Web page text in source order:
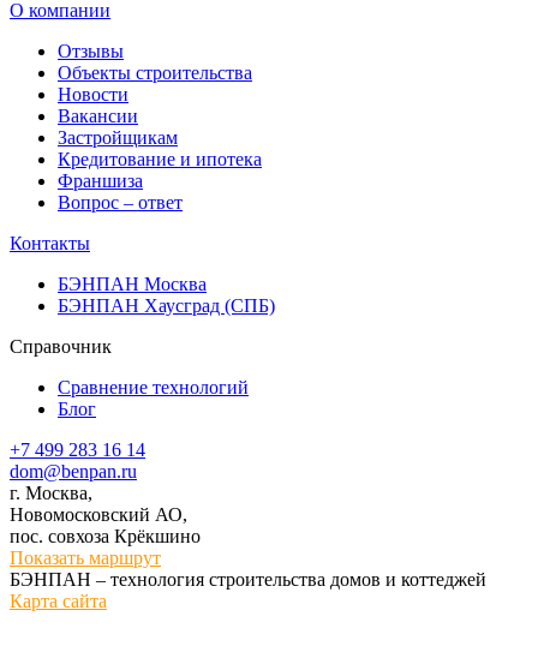
О компании
Отзывы
Объекты строительства
Новости
Вакансии
Застройщикам
Кредитование и ипотека
Франшиза
Вопрос – ответ
Контакты
БЭНПАН Москва
БЭНПАН Хаусград (СПБ)
Справочник
Сравнение технологий
Блог
+7 499 283 16 14
dom@benpan.ru
г. Москва,
Новомосковский АО,
пос. совхоза Крёкшино
Показать маршрут
БЭНПАН – технология строительства домов и коттеджей
Карта сайта